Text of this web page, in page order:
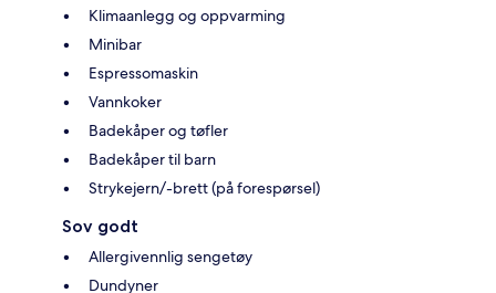
Klimaanlegg og oppvarming
Minibar
Espressomaskin
Vannkoker
Badekåper og tøfler
Badekåper til barn
Strykejern/-brett (på forespørsel)
Sov godt
Allergivennlig sengetøy
Dundyner